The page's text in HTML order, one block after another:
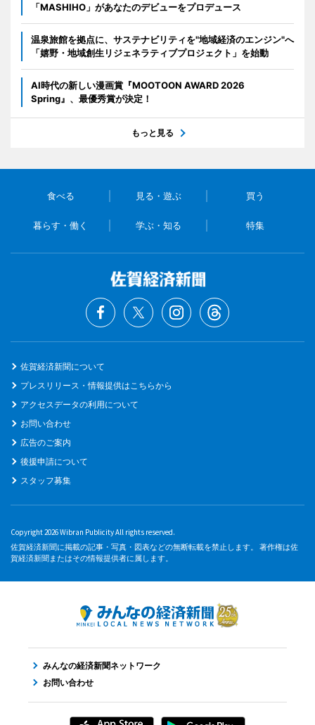
「MASHIHO」があなたのデビューをプロデュース
温泉旅館を拠点に、サステナビリティを"地域経済のエンジン"へ
「嬉野・地域創生リジェネラティブプロジェクト」を始動
AI時代の新しい漫画賞『MOOTOON AWARD 2026
Spring』、最優秀賞が決定！
もっと見る
食べる 見る・遊ぶ 買う
暮らす・働く 学ぶ・知る 特集
佐賀経済新聞について
プレスリリース・情報提供はこちらから
アクセスデータの利用について
お問い合わせ
広告のご案内
後援申請について
スタッフ募集
Copyright 2026 Wibran Publicity All rights reserved.
佐賀経済新聞に掲載の記事・写真・図表などの無断転載を禁止します。 著作権は佐
賀経済新聞またはその情報提供者に属します。
みんなの経済新聞ネットワーク
お問い合わせ